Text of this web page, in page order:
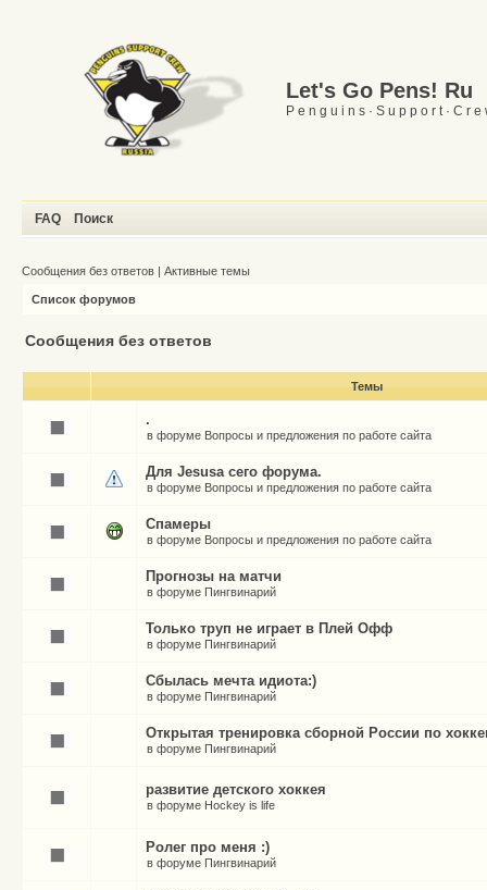
Let's Go Pens! Ru
P e n g u i n s · S u p p o r t · C r e
FAQ Поиск
Сообщения без ответов | Активные темы
Список форумов
Сообщения без ответов
Темы
.
в форуме Вопросы и предложения по работе сайта
Для Jesusа сего форума.
в форуме Вопросы и предложения по работе сайта
Спамеры
в форуме Вопросы и предложения по работе сайта
Прогнозы на матчи
в форуме Пингвинарий
Только труп не играет в Плей Офф
в форуме Пингвинарий
Сбылась мечта идиота:)
в форуме Пингвинарий
Открытая тренировка сборной России по
в форуме Пингвинарий
развитие детского хоккея
в форуме Hockey is life
Ролег про меня :)
в форуме Пингвинарий